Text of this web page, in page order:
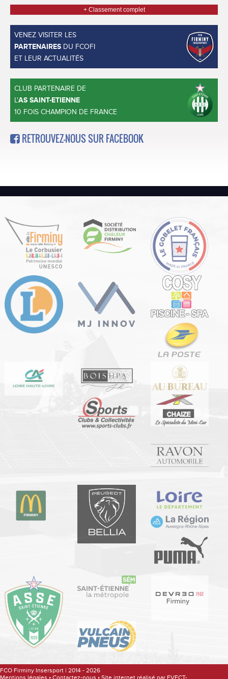
+ Classement complet
VENEZ VISITER LES
PARTENAIRES DU FCOFI
ET LEUR ACTUALITÉS
CLUB PARTENAIRE DE
L'AS SAINT-ETIENNE
10 FOIS CHAMPION DE FRANCE
RETROUVEZ-NOUS SUR FACEBOOK
FCO Firminy Insersport | 2014 - 2026